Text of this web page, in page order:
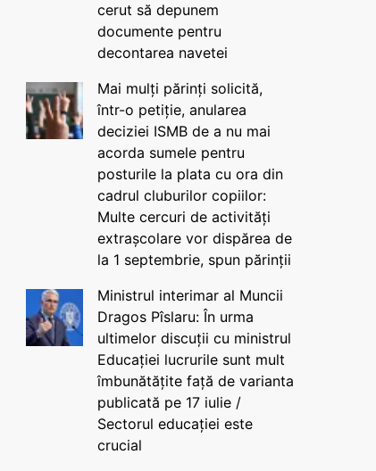
cerut să depunem
documente pentru
decontarea navetei
Mai mulți părinți solicită,
într-o petiție, anularea
deciziei ISMB de a nu mai
acorda sumele pentru
posturile la plata cu ora din
cadrul cluburilor copiilor:
Multe cercuri de activități
extrașcolare vor dispărea de
la 1 septembrie, spun părinții
Ministrul interimar al Muncii
Dragos Pîslaru: În urma
ultimelor discuții cu ministrul
Educației lucrurile sunt mult
îmbunătățite față de varianta
publicată pe 17 iulie /
Sectorul educației este
crucial